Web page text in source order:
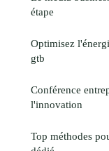
étape
Optimisez
gtb
Conférence
l'innovation
Top méthodes